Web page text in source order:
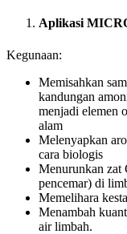
Aplikasi
Kegunaan:
Memisahkan
kandungan
menjadi elemen
alam
Melenyapkan
cara biologis
Menurunkan zat
pencemar) di
Memelihara
Menambah
air limbah.